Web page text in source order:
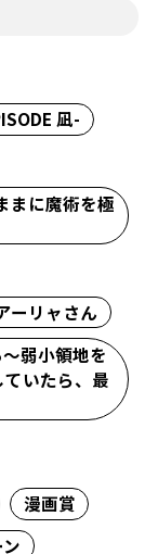
凪-
まに魔術を極
ーリャさん
弱小領地を
いたら、最
漫画賞